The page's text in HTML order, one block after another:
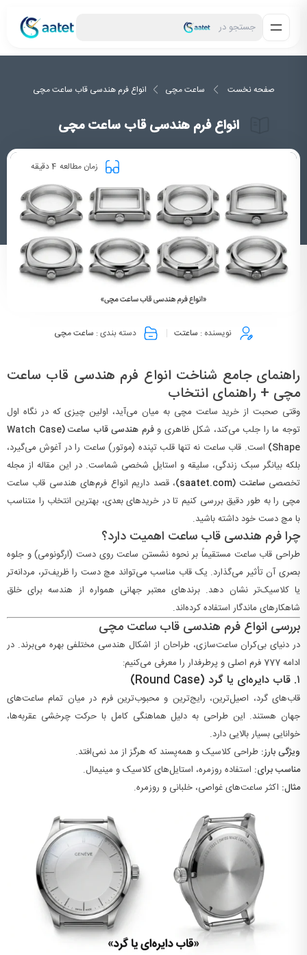
جستجو در
صفحه نخست ساعت مچی انواع فرم هندسی قاب ساعت مچی
انواع فرم هندسی قاب ساعت مچی
زمان مطالعه 4دقیقه
نویسنده : ساعتت دسته بندی : ساعت مچی
راهنمای جامع شناخت انواع فرم هندسی قاب ساعت
مچی + راهنمای انتخاب
وقتی صحبت از خرید ساعت مچی به میان می‌آید، اولین چیزی که در نگاه اول
توجه ما را جلب می‌کند، شکل ظاهری و
فرم هندسی قاب ساعت (Watch Case
Shape) است. قاب ساعت نه تنها قلب تپنده (موتور) ساعت را در آغوش می‌گیرد،
بلکه بیانگر سبک زندگی، سلیقه و استایل شخصی شماست. در این مقاله از مجله
تخصصی ساعتت (saatet.com
)، قصد داریم انواع فرم‌های هندسی قاب ساعت
مچی را به طور دقیق بررسی کنیم تا در خریدهای بعدی، بهترین انتخاب را متناسب
با مچ دست خود داشته باشید.
چرا فرم هندسی قاب ساعت اهمیت دارد؟
طراحی قاب ساعت مستقیماً بر نحوه نشستن ساعت روی دست (ارگونومی) و جلوه
بصری آن تأثیر می‌گذارد. یک قاب مناسب می‌تواند مچ دست را ظریف‌تر، مردانه‌تر
یا کلاسیک‌تر نشان دهد. برندهای معتبر جهانی همواره از هندسه برای خلق
شاهکارهای ماندگار استفاده کرده‌اند.
بررسی انواع فرم هندسی قاب ساعت مچی
در دنیای بی‌کران ساعت‌سازی، طراحان از اشکال هندسی مختلفی بهره می‌برند. در
ادامه 777 فرم اصلی و پرطرفدار را معرفی می‌کنیم:
۱. قاب دایره‌ای یا گرد (Round Case)
قاب‌های گرد، اصیل‌ترین، رایج‌ترین و محبوب‌ترین فرم در میان تمام ساعت‌های
جهان هستند. این طراحی به دلیل هماهنگی کامل با حرکت چرخشی عقربه‌ها،
خوانایی بسیار بالایی دارد.
ویژگی بارز: طراحی کلاسیک و همه‌پسند که هرگز از مد نمی‌افتد.
مناسب برای: استفاده روزمره، استایل‌های کلاسیک و مینیمال.
مثال: اکثر ساعت‌های غواصی، خلبانی و روزمره.